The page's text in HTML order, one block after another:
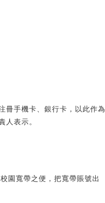
冊手機卡、銀行卡，以此作為
人表示。
園寬帶之便，把寬帶賬號出